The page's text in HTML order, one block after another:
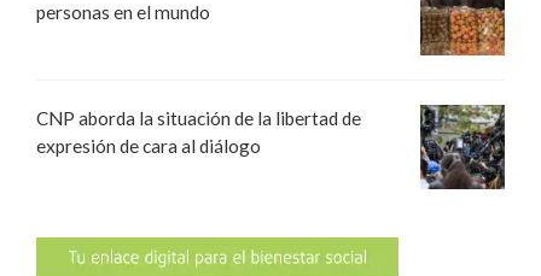
personas en el mundo
CNP aborda la situación de la libertad de
expresión de cara al diálogo